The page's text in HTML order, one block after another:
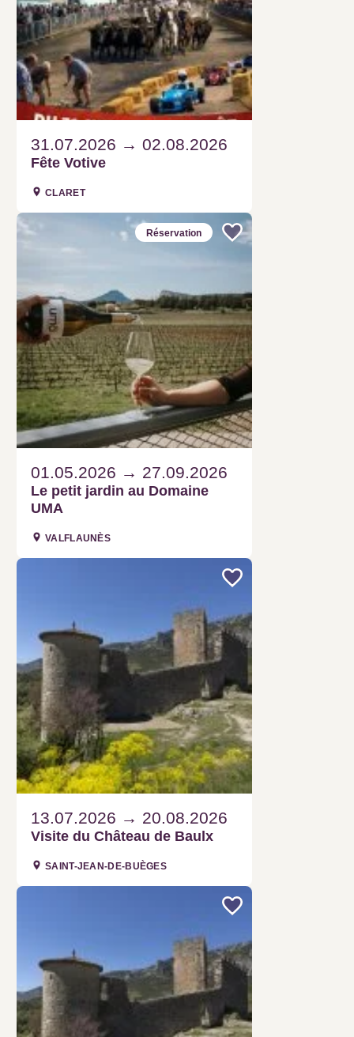
31.07.2026 02.08.2026
Fête Votive
CLARET
01.05.2026 27.09.2026
Le petit jardin au Domaine UMA
VALFLAUNÈS
13.07.2026 20.08.2026
Visite du Château de Baulx